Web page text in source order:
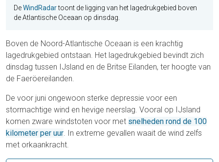
DeWindRadartoont de ligging van het lagedrukgebied boven
de Atlantische Oceaan op dinsdag.
Boven de Noord-Atlantische Oceaan is een krachtig
lagedrukgebied ontstaan. Het lagedrukgebied bevindt zich
dinsdag tussen IJsland en de Britse Eilanden, ter hoogte van
de Faeröereilanden.
De voor juni ongewoon sterke depressie voor een
stormachtige wind en hevige neerslag. Vooral op IJsland
komen zware windstoten voor met snelheden rond de 100
kilometer per uur. In extreme gevallen waait de wind zelfs
met orkaankracht.